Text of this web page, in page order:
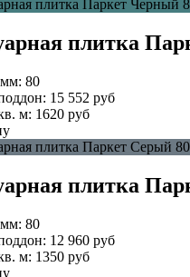
плитка
80
15 552 руб
м: 1620 руб
плитка
80
12 960 руб
м: 1350 руб